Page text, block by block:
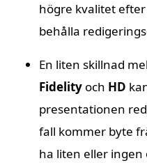
högre kvalitet
behålla
En liten skillnad
Fidelity och HD
presentationen
fall kommer byte
ha liten eller ingen